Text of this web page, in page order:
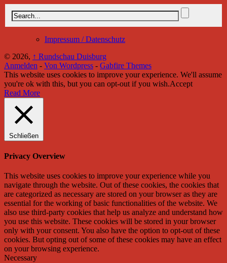
Impressum / Datenschutz
© 2026, ↑ Rundschau Duisburg
Anmelden - Von Wordpress - Gabfire Themes
This website uses cookies to improve your experience. We'll assume
you're ok with this, but you can opt-out if you wish.Accept
Read More
Schließen
Privacy Overview
This website uses cookies to improve your experience while you
navigate through the website. Out of these cookies, the cookies that
are categorized as necessary are stored on your browser as they are
essential for the working of basic functionalities of the website. We
also use third-party cookies that help us analyze and understand how
you use this website. These cookies will be stored in your browser
only with your consent. You also have the option to opt-out of these
cookies. But opting out of some of these cookies may have an effect
on your browsing experience.
Necessary